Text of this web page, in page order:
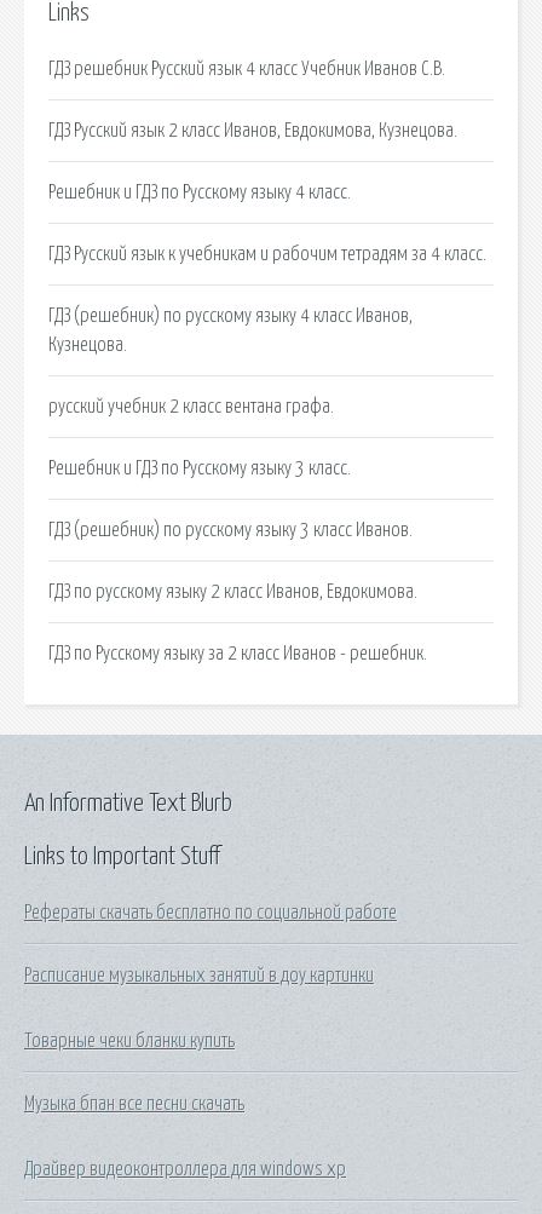
Links
ГДЗ решебник Русский язык 4 класс Учебник Иванов С.В.
ГДЗ Русский язык 2 класс Иванов, Евдокимова, Кузнецова.
Решебник и ГДЗ по Русскому языку 4 класс.
ГДЗ Русский язык к учебникам и рабочим тетрадям за 4 класс.
ГДЗ (решебник) по русскому языку 4 класс Иванов,
Кузнецова.
русский учебник 2 класс вентана графа.
Решебник и ГДЗ по Русскому языку 3 класс.
ГДЗ (решебник) по русскому языку 3 класс Иванов.
ГДЗ по русскому языку 2 класс Иванов, Евдокимова.
ГДЗ по Русскому языку за 2 класс Иванов - решебник.
Links to Important Stuff
Рефераты скачать бесплатно по социальной работе
Расписание музыкальных занятий в доу картинки
Товарные чеки бланки купить
Музыка бпан все песни скачать
Драйвер видеоконтроллера для windows xp
An Informative Text Blurb